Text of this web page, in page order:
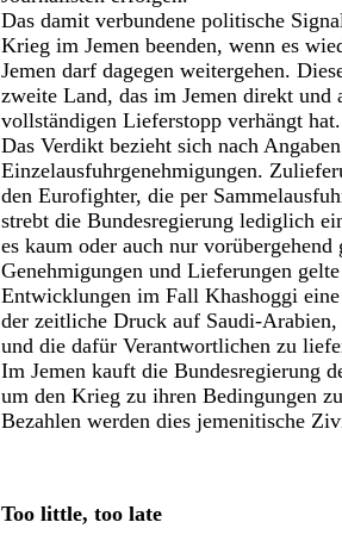
Das damit verbundene politische
Krieg im Jemen beenden, wenn es
Jemen darf dagegen weitergehen.
zweite Land, das im Jemen direkt
vollständigen Lieferstopp verhängt hat.
Das Verdikt bezieht sich nach
Einzelausfuhrgenehmigungen.
den Eurofighter, die per
strebt die Bundesregierung lediglich
es kaum oder auch nur
Genehmigungen und Lieferungen
Entwicklungen im Fall Khashoggi
der zeitliche Druck auf Saudi-
und die dafür Verantwortlichen zu
Im Jemen kauft die Bundesregierung
um den Krieg zu ihren Bedingungen
Bezahlen werden dies jemenitische
Too little, too late